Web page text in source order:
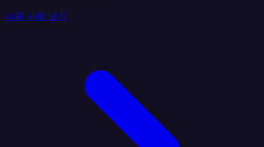
사용 사례 보기